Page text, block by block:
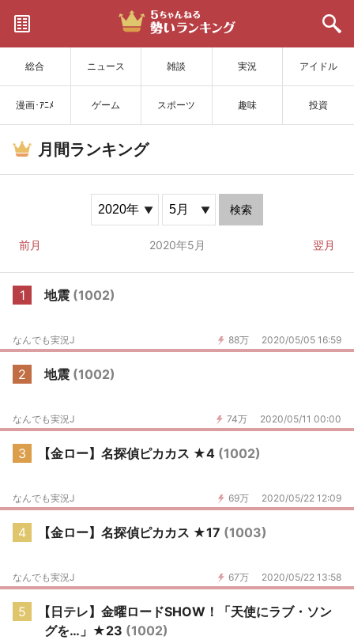
総合 ニュース 雑談 実況 アイドル
漫画･ｱﾆﾒ ゲーム スポーツ 趣味 投資
サイトを更新
月間ランキング
検索
前月 2020年5月 翌月
1 地震 (1002)
88万 2020/05/05 16:59
なんでも実況J
2 地震 (1002)
74万 2020/05/11 00:00
なんでも実況J
3 【金ロー】名探偵ピカカス ★4 (1002)
69万 2020/05/22 12:09
なんでも実況J
4 【金ロー】名探偵ピカカス ★17 (1003)
67万 2020/05/22 13:58
なんでも実況J
5
【日テレ】金曜ロードSHOW！「天使にラブ・ソン
グを…」★23 (1002)